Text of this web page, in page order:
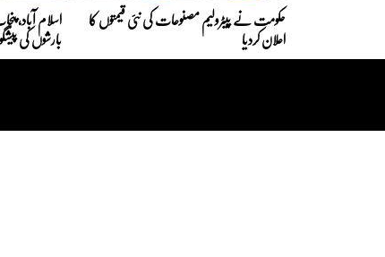
حکومت نے پیٹرولیم مصنوعات کی نئی قیمتوں کا
اعلان کردیا
اسلام آباد،
بارشوں کی